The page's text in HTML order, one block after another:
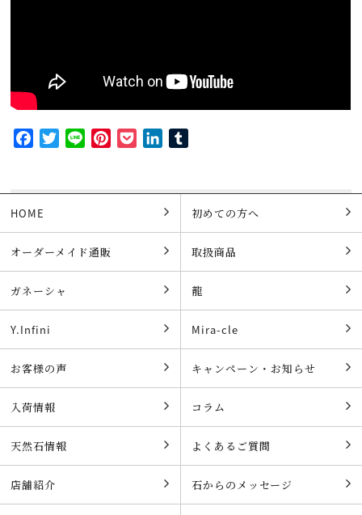
FacebookTwitterLine PinterestPocketLinkedIn
HOME 初めての方へ
オーダーメイド通販 取扱商品
ガネーシャ 龍
Y.Infini Mira-cle
お客様の声 キャンペーン・お知らせ
入荷情報 コラム
天然石情報 よくあるご質問
店舗紹介 石からのメッセージ